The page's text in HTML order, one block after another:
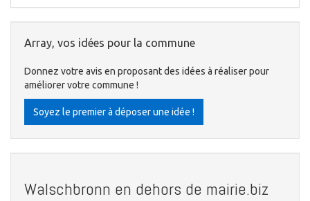
Array, vos idées pour la commune
Donnez votre avis en proposant des idées à réaliser pour
améliorer votre commune !
Soyez le premier à déposer une idée !
Walschbronn en dehors de mairie.biz